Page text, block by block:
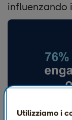
influenzando
Utilizziamo i